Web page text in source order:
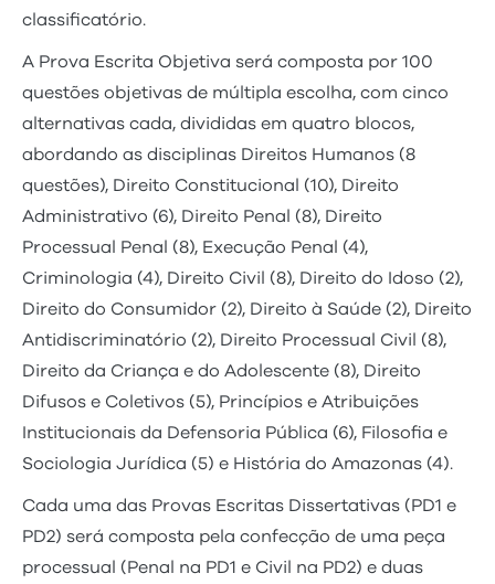
classificatório.
A Prova Escrita Objetiva será composta por 100
questões objetivas de múltipla escolha, com cinco
alternativas cada, divididas em quatro blocos,
abordando as disciplinas Direitos Humanos (8
questões), Direito Constitucional (10), Direito
Administrativo (6), Direito Penal (8), Direito
Processual Penal (8), Execução Penal (4),
Criminologia (4), Direito Civil (8), Direito do Idoso (2),
Direito do Consumidor (2), Direito à Saúde (2), Direito
Antidiscriminatório (2), Direito Processual Civil (8),
Direito da Criança e do Adolescente (8), Direito
Difusos e Coletivos (5), Princípios e Atribuições
Institucionais da Defensoria Pública (6), Filosofia e
Sociologia Jurídica (5) e História do Amazonas (4).
Cada uma das Provas Escritas Dissertativas (PD1 e
PD2) será composta pela confecção de uma peça
processual (Penal na PD1 e Civil na PD2) e duas